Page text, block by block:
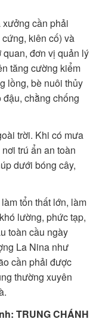
cần phải
cứng, kiên cố) và
đơn vị quản lý
tăng cường kiểm
lồng, bè nuôi thủy
chằng chống
trời. Khi có mưa
trú ẩn an toàn
dưới bóng cây,
tổn thất lớn, làm
lường, phức tạp,
toàn cầu ngày
La Nina như
cần phải được
thường xuyên
TRUNG CHÁNH